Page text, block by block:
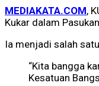
MEDIAKATA.COM,
Kukar dalam
Ia menjadi salah
“Kita bangga
Kesatuan